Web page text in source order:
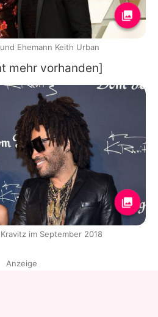
mehr vorhanden]
Ehemann Keith Urban
im September 2018
Anzeige